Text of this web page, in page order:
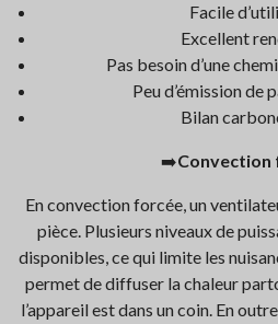
Facile
Excellent
Pas besoin d’une
Peu d’émission de
Bilan
➡️Convection
En convection forcée, un
pièce. Plusieurs niveaux de
disponibles, ce qui limite les
permet de diffuser la chaleur
l’appareil est dans un coin. En